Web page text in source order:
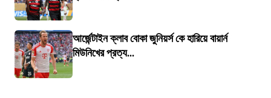
আর্জেন্টাইন ক্লাব বোকা জুনিয়র্স কে হারিয়ে বায়ার্ন
মিউনিখের প্রত্য...